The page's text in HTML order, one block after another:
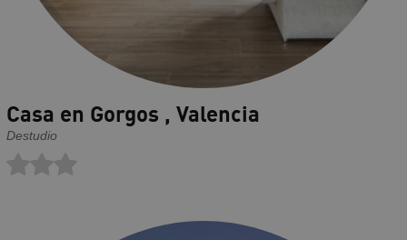
Casa en Gorgos , Valencia
Destudio